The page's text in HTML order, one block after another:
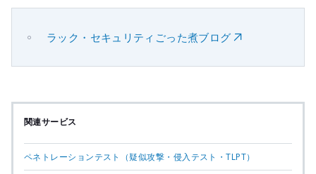
ラック・セキュリティごった煮ブログ
関連サービス
ペネトレーションテスト（疑似攻撃・侵入テスト・TLPT）